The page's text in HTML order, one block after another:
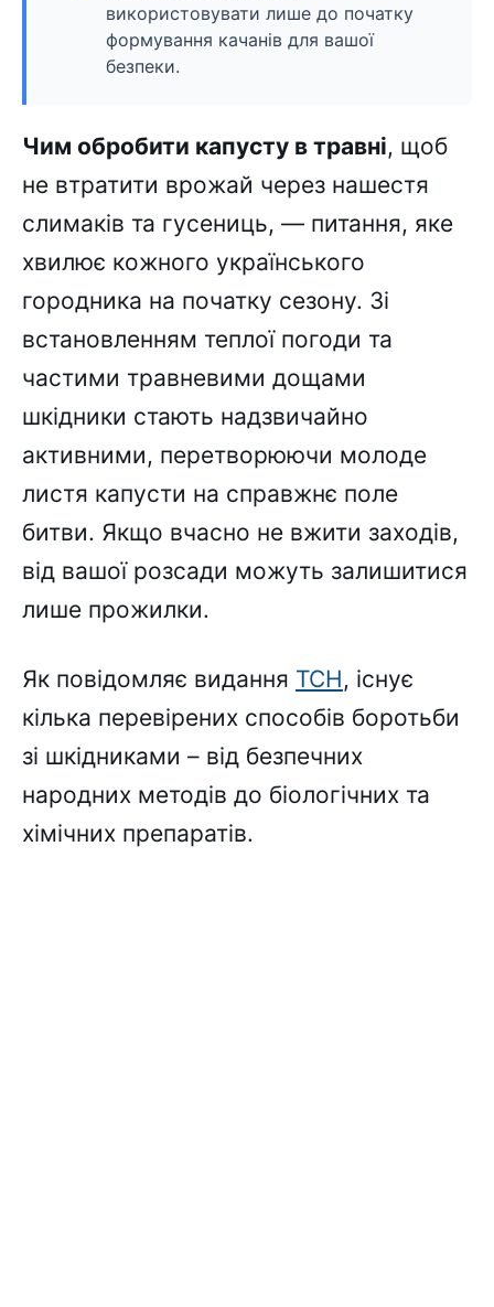
використовувати лише до початку
формування качанів для вашої
безпеки.
Чим обробити капусту в травні, щоб
не втратити врожай через нашестя
слимаків та гусениць, — питання, яке
хвилює кожного українського
городника на початку сезону. Зі
встановленням теплої погоди та
частими травневими дощами
шкідники стають надзвичайно
активними, перетворюючи молоде
листя капусти на справжнє поле
битви. Якщо вчасно не вжити заходів,
від вашої розсади можуть залишитися
лише прожилки.
Як повідомляє видання ТСН, існує
кілька перевірених способів боротьби
зі шкідниками – від безпечних
народних методів до біологічних та
хімічних препаратів.